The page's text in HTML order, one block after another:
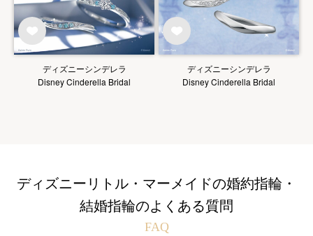
ディズニーシンデレラ
Disney Cinderella Bridal
ディズニーシンデレラ
Disney Cinderella Bridal
ディズニーリトル・マーメイドの婚約指輪・
結婚指輪のよくある質問
FAQ